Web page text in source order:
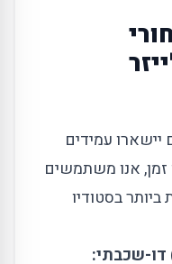
עמידים
אנו משתמשים
ביותר בסטודיו